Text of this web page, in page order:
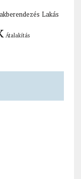
Lakás
Átalakítás